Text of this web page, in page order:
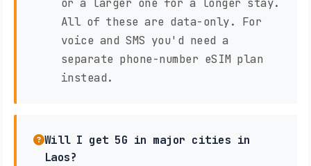
or a larger one for a longer stay.
All of these are data-only. For
voice and SMS you'd need a
separate phone-number eSIM plan
instead.
Will I get 5G in major cities in
Laos?